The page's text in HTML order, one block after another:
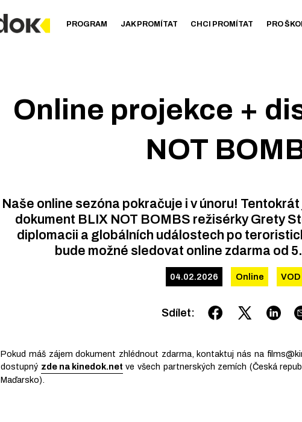
PROGRAM JAK PROMÍTAT CHCI PROMÍTAT PRO
Online projekce +
NOT
Naše online sezóna pokračuje i v únoru!
dokument BLIX NOT BOMBS režisérky Grety
diplomacii a globálních událostech po
bude možné sledovat online zdarma od
04.02.2026 Online VOD
Sdílet:
Pokud máš zájem dokument zhlédnout zdarma, kontaktuj nás na
dostupný zde na kinedok.net ve všech partnerských zemích (Česká
Maďarsko).